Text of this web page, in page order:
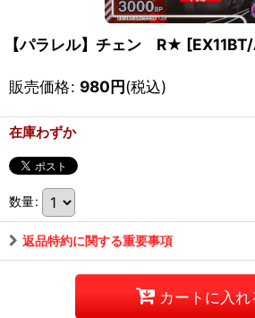
【パラレル】チェン R★ [
販売価格: 980円(税込)
在庫わずか
数量:
返品特約に関する重要事項
カートに入れ